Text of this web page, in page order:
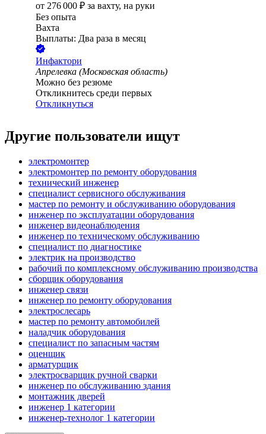
от 276 000 ₽ за вахту, на руки
Без опыта
Вахта
Выплаты: Два раза в месяц
Инфактори
Апрелевка (Московская область)
Можно без резюме
Откликнитесь среди первых
Откликнуться
Другие пользователи ищут
электромонтер
электромонтер по ремонту оборудования
технический инженер
специалист сервисного обслуживания
мастер по ремонту и обслуживанию оборудования
инженер по эксплуатации оборудования
инженер видеонаблюдения
инженер по техническому обслуживанию
специалист по диагностике
электрик на производство
рабочий по комплексному обслуживанию производства
сборщик оборудования
инженер связи
инженер по ремонту оборудования
электрослесарь
мастер по ремонту автомобилей
наладчик оборудования
специалист по запасным частям
оценщик
арматурщик
электросварщик ручной сварки
инженер по обслуживанию здания
монтажник дверей
инженер 1 категории
инженер-технолог 1 категории